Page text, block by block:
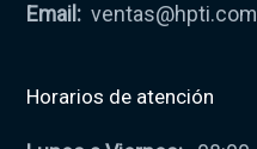
Email:
Horarios de atención